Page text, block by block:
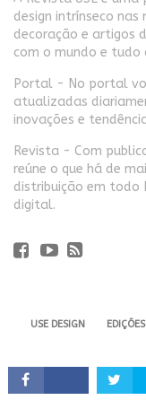
design intrínseco
decoração e artigos
com o mundo e tudo
Portal - No portal
atualizadas
inovações e
Revista - Com
reúne o que há de
distribuição em todo
digital.
USE DESIGN EDIÇÕES
Revista USE. 2024 -